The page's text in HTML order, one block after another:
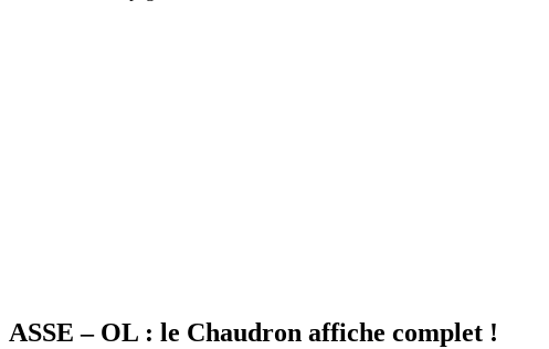
ASSE – OL : le Chaudron affiche complet !